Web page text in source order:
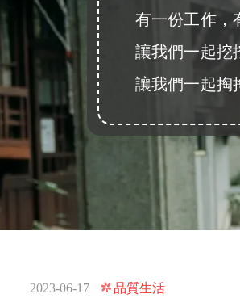
有一份工作，
讓我們一起挖
讓我們一起掏
2023-06-17 品質生活